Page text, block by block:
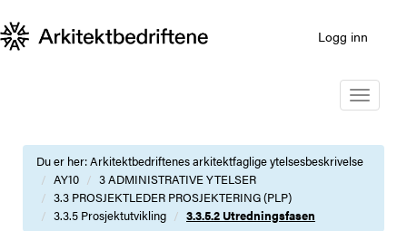
Logg inn
Toggle
Du er her:Arkitektbedriftenes arkitektfaglige ytelsesbeskrivelse
AY10
3 ADMINISTRATIVE YTELSER
3.3 PROSJEKTLEDER PROSJEKTERING (PLP)
3.3.5 Prosjektutvikling
3.3.5.2 Utredningsfasen